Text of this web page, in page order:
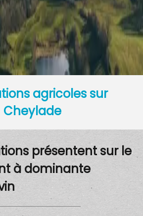
agricoles sur
Cheylade
présentent sur le
à dominante